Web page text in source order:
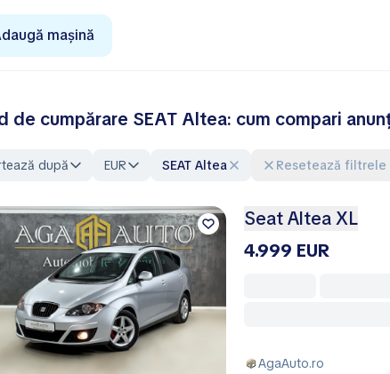
mașină
de cumpărare SEAT Altea: cum compari
după EUR SEAT Altea Resetează filtrele
Seat Altea XL
4.999 EUR
AgaAuto.ro